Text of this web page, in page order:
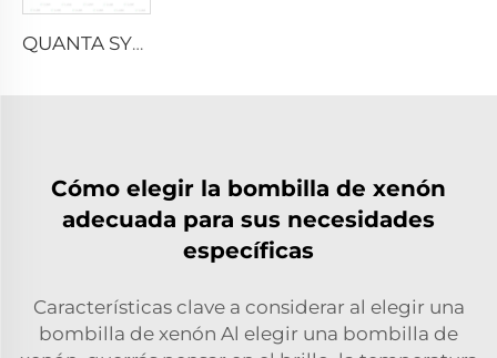
QUANTA SYSTEM
Cómo elegir la bombilla de xenón
adecuada para sus necesidades
específicas
Características clave a considerar al elegir una
bombilla de xenón Al elegir una bombilla de